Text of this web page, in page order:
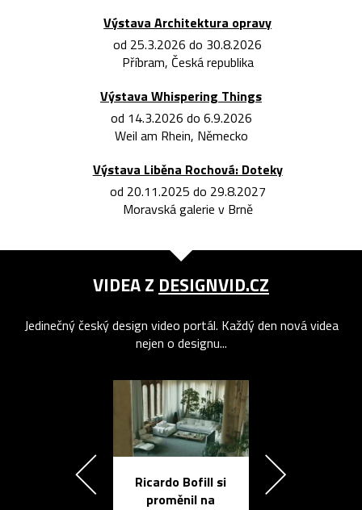
Výstava Architektura opravy
od 25.3.2026 do 30.8.2026
Příbram, Česká republika
Výstava Whispering Things
od 14.3.2026 do 6.9.2026
Weil am Rhein, Německo
Výstava Liběna Rochová: Doteky
od 20.11.2025 do 29.8.2027
Moravská galerie v Brně
VIDEA Z DESIGNVID.CZ
Jedinečný český design video portál. Každý den nová videa
nejen o designu...
Ricardo Bofill si
proměnil na